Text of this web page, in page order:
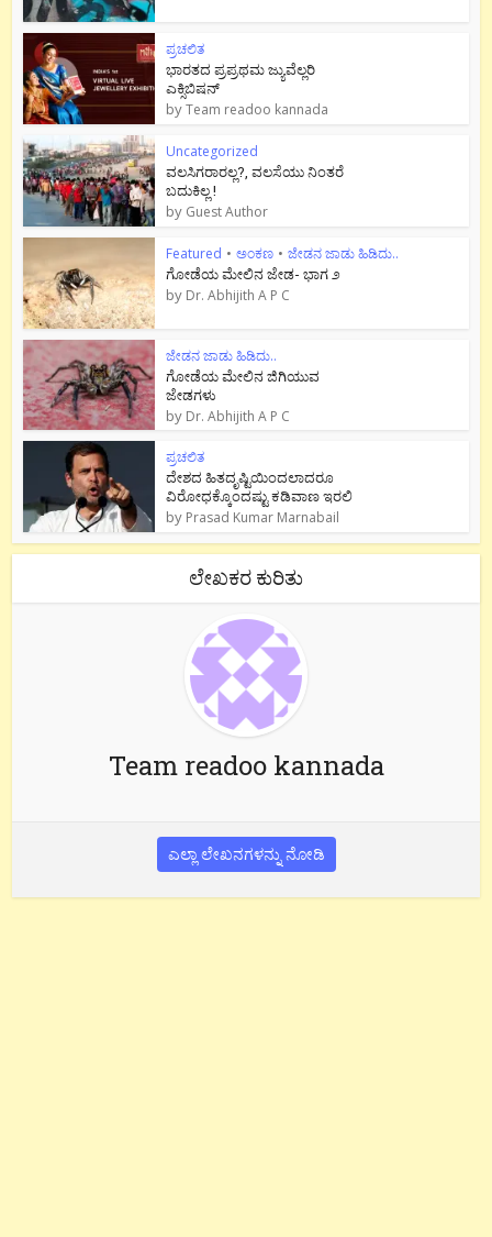
ಪ್ರಚಲಿತ
ಭಾರತದ ಪ್ರಪ್ರಥಮ ಜ್ಯುವೆಲ್ಲರಿ
ಎಕ್ಸಿಬಿಷನ್
byTeam readoo kannada
Uncategorized
ವಲಸಿಗರಾರಲ್ಲ?, ವಲಸೆಯು ನಿಂತರೆ
ಬದುಕಿಲ್ಲ !
by Guest Author
Featured • ಅಂಕಣ • ಜೇಡನ ಜಾಡು ಹಿಡಿದು..
ಗೋಡೆಯ ಮೇಲಿನ ಜೇಡ- ಭಾಗ ೨
by Dr. Abhijith A P C
ಜೇಡನ ಜಾಡು ಹಿಡಿದು..
ಗೋಡೆಯ ಮೇಲಿನ ಜಿಗಿಯುವ
ಜೇಡಗಳು
by Dr. Abhijith A P C
ಪ್ರಚಲಿತ
ದೇಶದ ಹಿತದೃಷ್ಟಿಯಿಂದಲಾದರೂ
ವಿರೋಧಕ್ಕೊಂದಷ್ಟು ಕಡಿವಾಣ ಇರಲಿ
by Prasad Kumar Marnabail
ಲೇಖಕರ ಕುರಿತು
Team readoo kannada
ಎಲ್ಲಾ ಲೇಖನಗಳನ್ನು ನೋಡಿ